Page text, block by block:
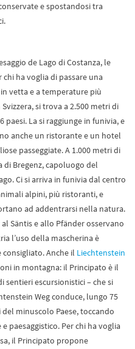
e spostandosi tra
de Lago di Costanza, le
ha voglia di passare una
vetta e a temperature più
Svizzera, si trova a 2.500 metri di
La si raggiunge in funivia, e
anche un ristorante e un hotel
passeggiate. A 1.000 metri di
di Bregenz, capoluogo del
Ci si arriva in funivia dal centro
alpini, più ristoranti, e
ad addentrarsi nella natura.
Säntis e allo Pfänder osservano
l’uso della mascherina è
Anche il Liechtenstein
in montagna: il Principato è il
sentieri escursionistici – che si
Weg conduce, lungo 75
minuscolo Paese, toccando
paesaggistico. Per chi ha voglia
il Principato propone